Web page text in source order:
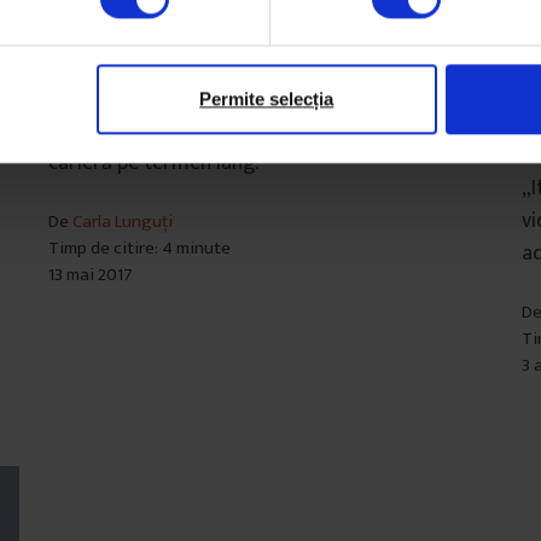
Permite selecția
Parteneriate
[Autor] Fragilitate
Cum se transformă pasiunea pentru artă într-o
carieră pe termen lung.
De Carla Lunguți
Timp de citire: 4 minute
13 mai 2017
De
3